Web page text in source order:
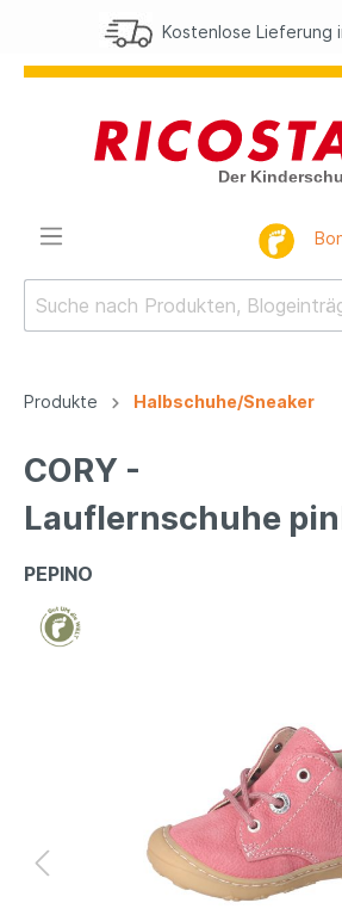
Kostenlose Lieferung
Produkte Halbschuhe/Sneaker
CORY -
Lauflernschuhe
PEPINO